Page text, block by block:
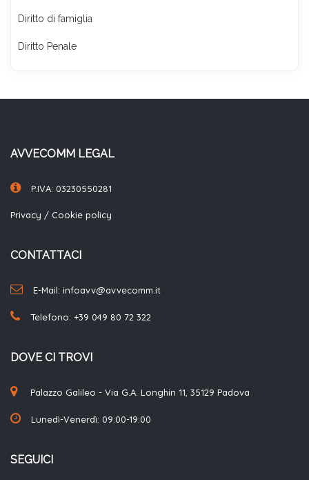
Diritto di famiglia
Diritto Penale
AVVECOMM LEGAL
P.IVA: 03230550281
Privacy / Cookie policy
CONTATTACI
E-Mail: infoavv@avvecomm.it
Telefono: +39 049 80 72 322
DOVE CI TROVI
Palazzo Galileo - Via G.A. Longhin 11, 35129 Padova
Lunedì-Venerdì: 09:00-19:00
SEGUICI